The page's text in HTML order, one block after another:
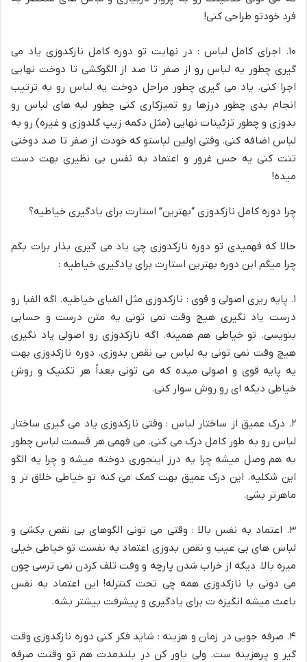
فرد خودتو طراحی کنی!
۱۰. اجرای کامل لباس : در نهایت تو دوره کامل نازکدوزی یاد می
گیری چطور یه لباس رو از صفر تا صد از الگوکشی تا دوخت نهایی
اجرا کنی. یاد می گیری چطور مراحل دوخت یه لباس رو به ترتیب
انجام بدی چطور درزها رو تمیزکاری کنی چطور لبه های لباس رو
بدوزی و چطور تزئینات نهایی (مثل دکمه زیپ گلدوزی و غیره) رو به
لباس اضافه کنی. وقتی اولین لباستو که خودت از صفر تا صد دوختی
تنت کنی یه حس غرور و اعتماد به نفس بی نظیری بهت دست
میده!
چرا دوره کامل نازکدوزی “بهترین” استارت برای یادگیری خیاطیه؟
حالا که فهمیدی تو دوره نازکدوزی چی یاد می گیری بذار برات بگم
چرا میگم این دوره بهترین استارت برای یادگیری خیاطیه :
۱. پایه ریزی اصولی و قوی : نازکدوزی مثل الفبای خیاطیه. اگه الفبا رو
درست یاد نگیری هیچ وقت نمی تونی یه متن درست و حسابی
بنویسی. تو خیاطی هم همینه. اگه نازکدوزی رو اصولی یاد نگیری
هیچ وقت نمی تونی یه لباس بی نقص بدوزی. دوره نازکدوزی بهت
یه پایه قوی و اصولی میده که می تونی بعداً هر تکنیک و روش
خیاطی دیگه ای رو روش سوار کنی.
۲. درک عمیق از ساختار لباس : وقتی نازکدوزی یاد می گیری ساختار
لباس رو به طور کامل درک می کنی. می فهمی هر قسمت لباس چطور
به هم وصل میشه چرا یه درز اینجوری دوخته میشه و چرا یه الگو
این شکلیه. این درک عمیق بهت کمک می کنه تو خیاطی خلاق تر و
ماهرتر بشی.
۳. اعتماد به نفس بالا : وقتی می تونی الگوهای بی نقص بکشی و
لباس های بی عیب و نقص بدوزی اعتماد به نفست تو خیاطی خیلی
میره بالا. دیگه از خراب شدن پارچه و وقت تلف کردن نمی ترسی چون
می دونی با نازکدوزی همه چی تحت کنترله! این اعتماد به نفس
باعث میشه انگیزه ت برای یادگیری و پیشرفت بیشتر بشه.
۴. صرفه جویی در زمان و هزینه : شاید فکر کنی دوره نازکدوزی وقت
گیر و پرهزینه ست. ولی باور کن در بلندمدت هم تو وقتت صرفه